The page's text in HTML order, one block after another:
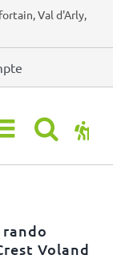
Val d'Arly,
Voland